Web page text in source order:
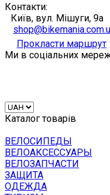
Контакти:
Київ, вул. Мішуги, 9а
Прокласти маршрут
Ми в соціальних
Каталог товарів
ВЕЛОСИПЕДЫ
ВЕЛОАКСЕССУАРЫ
ВЕЛОЗАПЧАСТИ
ЗАЩИТА
ОДЕЖДА